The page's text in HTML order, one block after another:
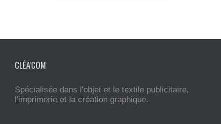
CLÉA’COM
Spécialisée dans l'objet et le textile publicitaire,
l'imprimerie et la création graphique.